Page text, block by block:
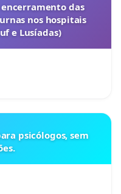
das
nos hospitais
e Lusíadas)
psicólogos, sem